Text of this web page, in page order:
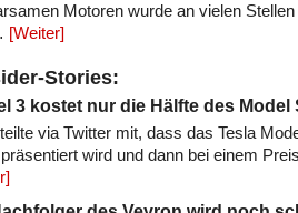
Motoren wurde an vielen Stellen
[Weiter]
Stories:
3 kostet nur die Hälfte des Model
via Twitter mit, dass das Tesla
wird und dann bei einem